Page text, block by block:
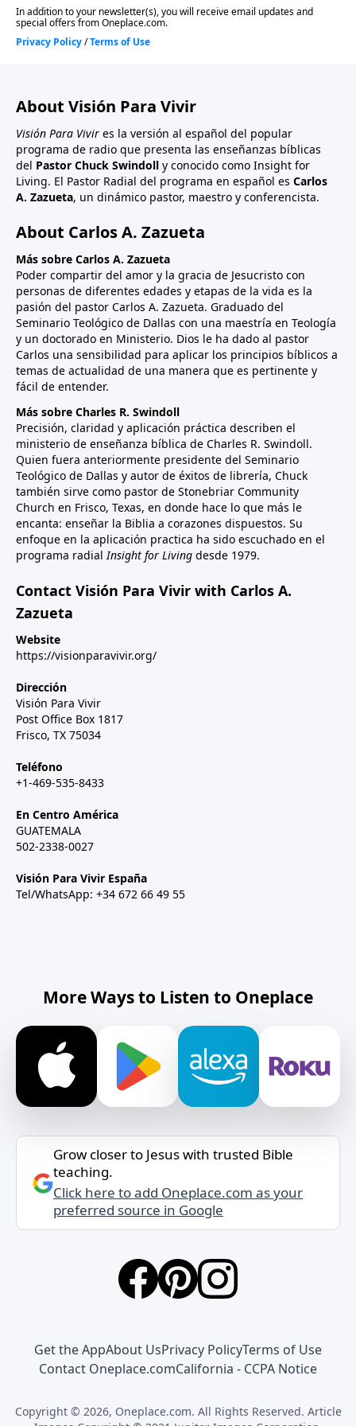
About Visión Para Vivir
Visión Para Vivir es la versión al español del popular
programa de radio que presenta las enseñanzas bíblicas
del Pastor Chuck Swindoll y conocido como Insight for
Living. El Pastor Radial del programa en español es Carlos
A. Zazueta, un dinámico pastor, maestro y conferencista.
About Carlos A. Zazueta
Más sobre Carlos A. Zazueta
Poder compartir del amor y la gracia de Jesucristo con
personas de diferentes edades y etapas de la vida es la
pasión del pastor Carlos A. Zazueta. Graduado del
Seminario Teológico de Dallas con una maestría en Teología
y un doctorado en Ministerio. Dios le ha dado al pastor
Carlos una sensibilidad para aplicar los principios bíblicos a
temas de actualidad de una manera que es pertinente y
fácil de entender.
Más sobre Charles R. Swindoll
Precisión, claridad y aplicación práctica describen el
ministerio de enseñanza bíblica de Charles R. Swindoll.
Quien fuera anteriormente presidente del Seminario
Teológico de Dallas y autor de éxitos de librería, Chuck
también sirve como pastor de Stonebriar Community
Church en Frisco, Texas, en donde hace lo que más le
encanta: enseñar la Biblia a corazones dispuestos. Su
enfoque en la aplicación practica ha sido escuchado en el
programa radialInsight for Living desde 1979.
Contact Visión Para Vivir with Carlos A.
Zazueta
Website
https://visionparavivir.org/
Dirección
Visión Para Vivir
Post Office Box 1817
Frisco, TX 75034
Teléfono
+1-469-535-8433
En Centro América
GUATEMALA
502-2338-0027
Visión Para Vivir España
Tel/WhatsApp: +34 672 66 49 55
More Ways to Listen to Oneplace
Grow closer to Jesus with trusted Bible
teaching.
Click here to add Oneplace.com as your
preferred source in Google
Get the AppAbout UsPrivacy PolicyTerms of Use
Contact Oneplace.comCalifornia - CCPA Notice
Copyright © 2026, Oneplace.com. All Rights Reserved. Article